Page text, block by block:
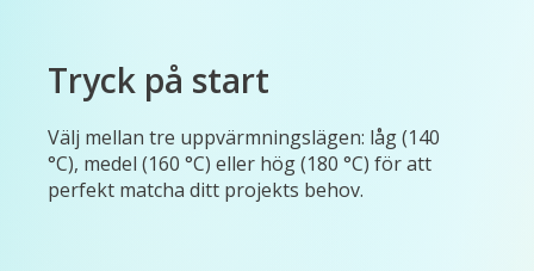
Tryck på start
Välj mellan tre uppvärmningslägen: låg (140
°C), medel (160 °C) eller hög (180 °C) för att
perfekt matcha ditt projekts behov.